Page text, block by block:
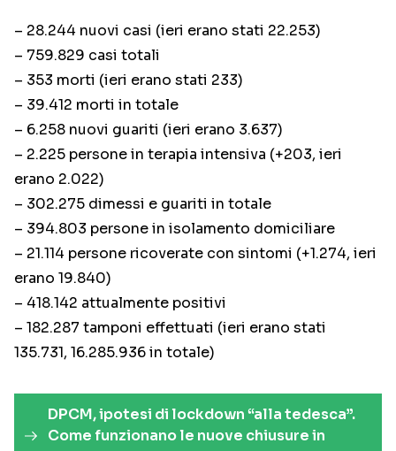
– 28.244 nuovi casi (ieri erano stati 22.253)
– 759.829 casi totali
– 353 morti (ieri erano stati 233)
– 39.412 morti in totale
– 6.258 nuovi guariti (ieri erano 3.637)
– 2.225 persone in terapia intensiva (+203, ieri
erano 2.022)
– 302.275 dimessi e guariti in totale
– 394.803 persone in isolamento domiciliare
– 21.114 persone ricoverate con sintomi (+1.274, ieri
erano 19.840)
– 418.142 attualmente positivi
– 182.287 tamponi effettuati (ieri erano stati
135.731, 16.285.936 in totale)
DPCM, ipotesi di lockdown “alla tedesca”.
Come funzionano le nuove chiusure in